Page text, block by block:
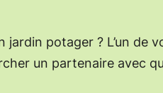
potager ? L’un de
un partenaire avec